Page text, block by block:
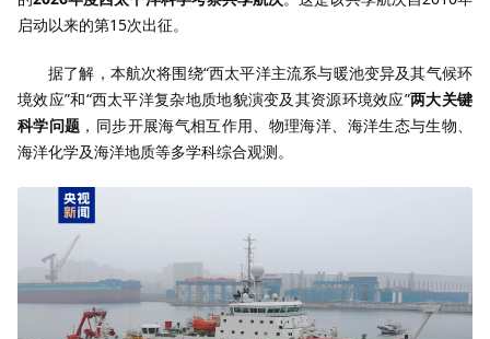
启动以来的第15次出征。
据了解，本航次将围绕“西太平洋主流系与暖池变异及其气候环
境效应”和“西太平洋复杂地质地貌演变及其资源环境效应”两大关键
科学问题 ，同步开展海气相互作用、物理海洋、海洋生态与生物、
海洋化学及海洋地质等多学科综合观测。